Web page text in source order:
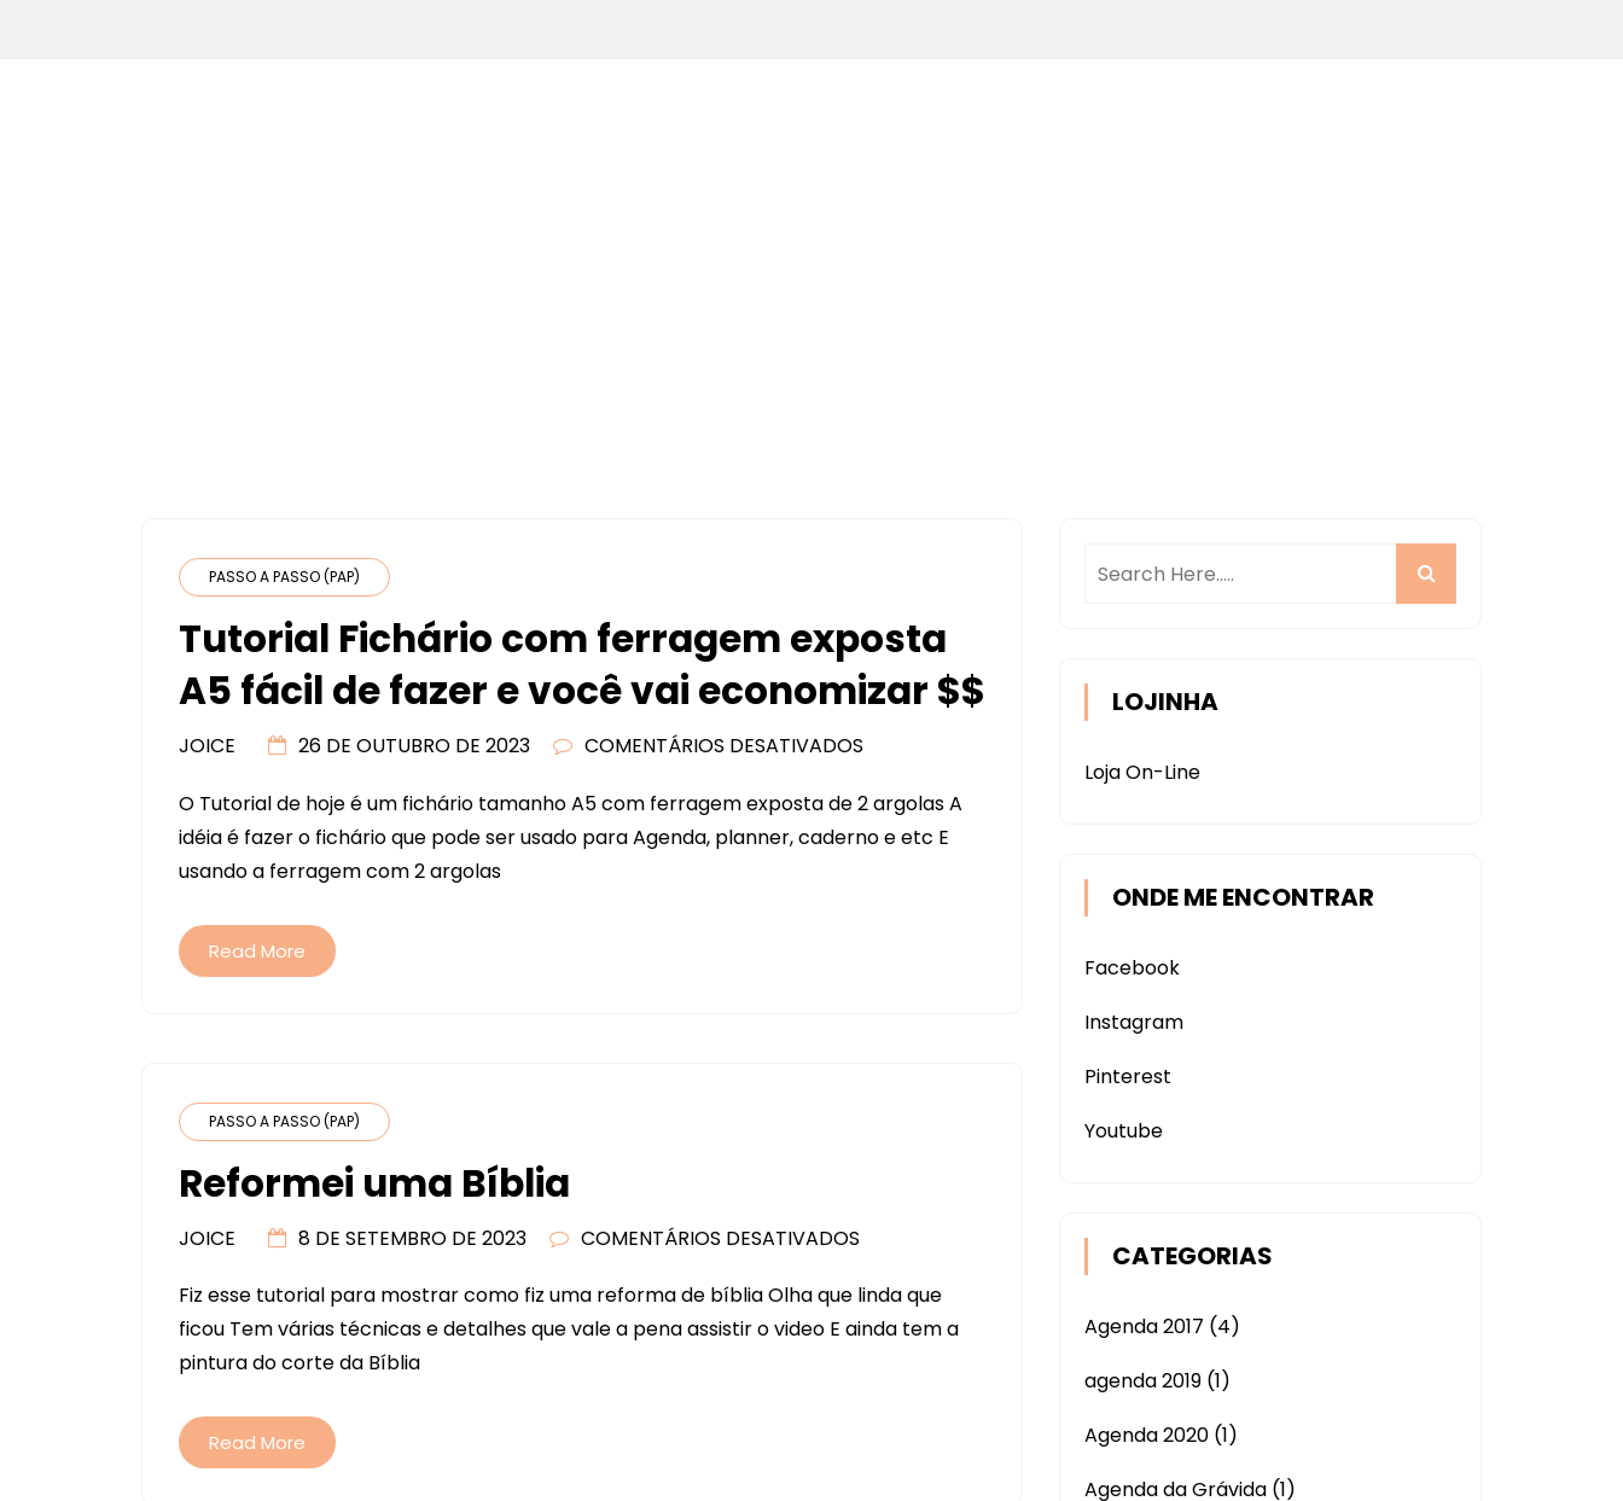
PASSO A PASSO (PAP)
Tutorial Fichário com ferragem exposta
A5 fácil de fazer e você vai economizar $$
JOICE 26 DE OUTUBRO DE 2023 COMENTÁRIOS DESATIVADOS
FICHÁRIO
COM
O Tutorial de hoje é um fichário tamanho A5 com ferragem exposta de 2 argolas A
idéia é fazer o fichário que pode ser usado para Agenda, planner, caderno e etc E
usando a ferragem com 2 argolas
Read More
PASSO A PASSO (PAP)
Reformei uma Bíblia
JOICE 8 DE SETEMBRO DE 2023 COMENTÁRIOS DESATIVADOS
UMA
BÍBLIA
Fiz esse tutorial para mostrar como fiz uma reforma de bíblia Olha que linda que
ficou Tem várias técnicas e detalhes que vale a pena assistir o video E ainda tem a
pintura do corte da Bíblia
Read More
LOJINHA
Loja On-Line
ONDE ME ENCONTRAR
Facebook
Instagram
Pinterest
Youtube
CATEGORIAS
Agenda 2017 (4)
agenda 2019 (1)
Agenda 2020 (1)
Agenda da Grávida (1)